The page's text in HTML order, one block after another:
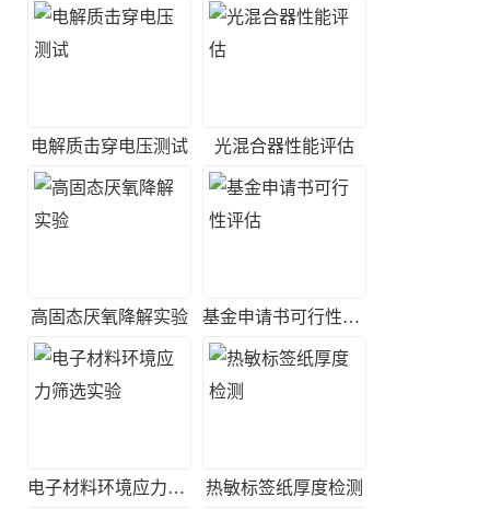
电解质击穿电压测试 光混合器性能评估
高固态厌氧降解实验 基金申请书可行性评估
电子材料环境应力筛选实验 热敏标签纸厚度检测